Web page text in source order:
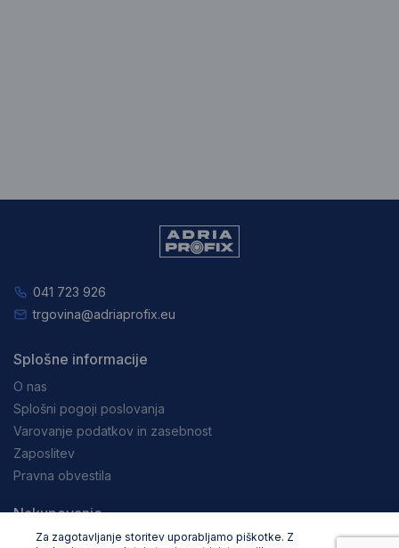
Za zagotavljanje storitev uporabljamo piškotke. Z
041 723 926
trgovina@adriaprofix.eu
Splošne informacije
O nas
Splošni pogoji poslovanja
Varovanje podatkov in zasebnost
Zaposlitev
Pravna obvestila
Nakupovanje
Dostava in načini plačila